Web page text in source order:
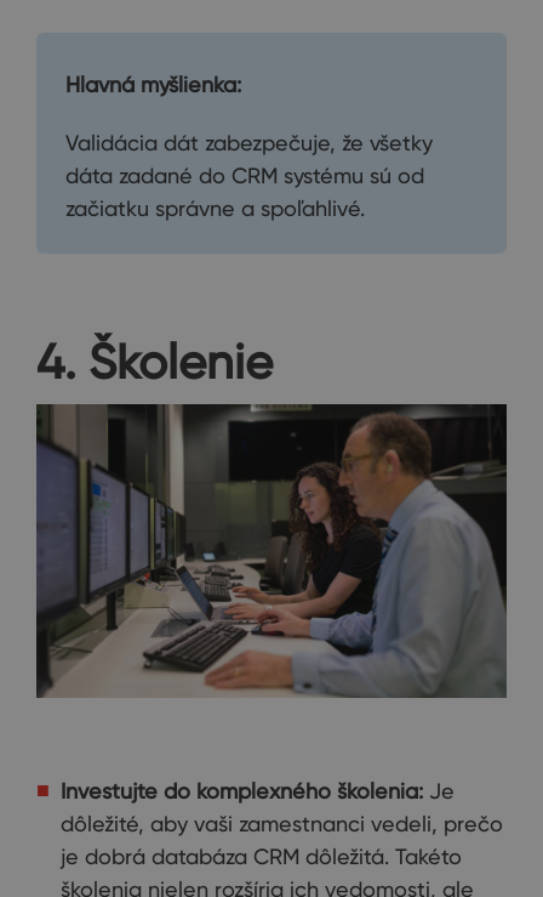
Hlavná myšlienka:
Validácia dát zabezpečuje, že všetky
dáta zadané do CRM systému sú od
začiatku správne a spoľahlivé.
4. Školenie
Investujte do komplexného školenia: Je
dôležité, aby vaši zamestnanci vedeli, prečo
je dobrá databáza CRM dôležitá. Takéto
školenia nielen rozšíria ich vedomosti, ale